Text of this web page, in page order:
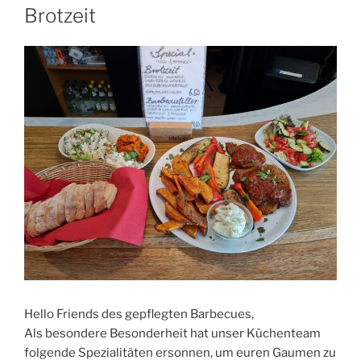
Brotzeit
Hello Friends des gepflegten Barbecues,
Als besondere Besonderheit hat unser Küchenteam
folgende Spezialitäten ersonnen, um euren Gaumen zu